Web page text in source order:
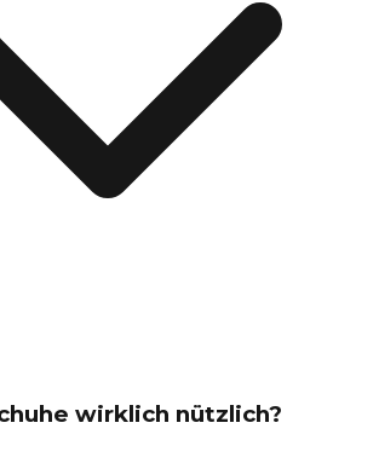
wirklich nützlich?